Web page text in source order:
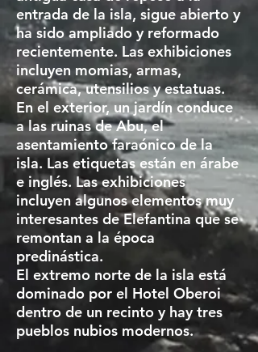
entrada de la isla, sigue abierto y
ha sido ampliado y reformado
recientemente. Las exhibiciones
incluyen momias, armas,
cerámica, utensilios y estatuas.
En el exterior, un jardín conduce
a las ruinas de Abu, el
asentamiento faraónico de la
isla. Las etiquetas están en árabe
e inglés. Las exhibiciones
incluyen algunos elementos muy
interesantes de Elefantina que se
remontan a la época
predinástica.
El extremo norte de la isla está
dominado por el Hotel Oberoi
dentro de un recinto y hay tres
pueblos nubios modernos.